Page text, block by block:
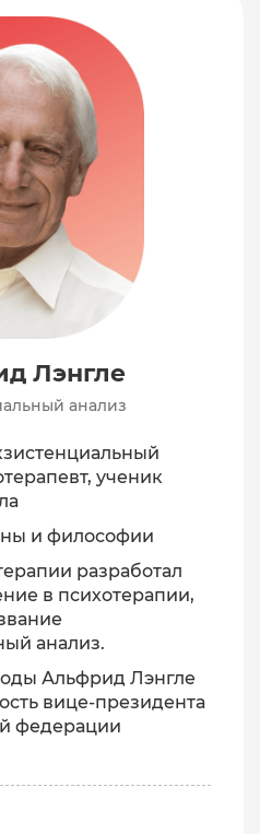
Лэнгле
анализ
ученик
и философии
разработал
в психотерапии,
анализ.
Альфрид Лэнгле
вице-президента
федерации